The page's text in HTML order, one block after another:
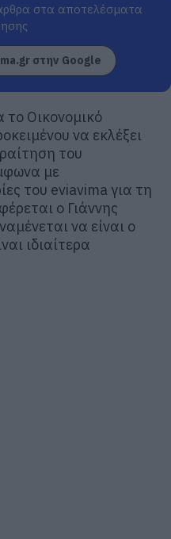
στα αποτελέσματα
στην Google
το Οικονομικό
να εκλέξει
του
με
του eviavima για τη
ο Γιάννης
να είναι ο
ιδιαίτερα